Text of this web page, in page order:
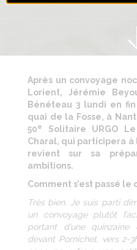
Après un convoyage
Lorient, Jérémie
Bénéteau 3 lundi en
quai de la Fosse, à
50e
Solitaire URGO
Charal, qui participera à
revient sur sa
ambitions.
Comment s’est passé le
Très bien. Je suis parti
un convoyage plutôt
portant d’une
devant Pornichet, vers 2-